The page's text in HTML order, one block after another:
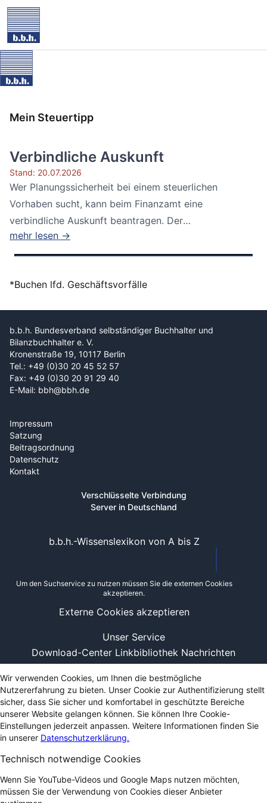
Mein Steuertipp
Verbindliche Auskunft
Stand: 20.07.2026
Wer Planungssicherheit bei einem steuerlichen
Vorhaben sucht, kann beim Finanzamt eine
verbindliche Auskunft beantragen. Der
Bundesfinanzhof...
mehr lesen →
*Buchen lfd. Geschäftsvorfälle
b.b.h. Bundesverband selbständiger Buchhalter und
Bilanzbuchhalter e. V.
Kronenstraße 19, 10117 Berlin
Tel.: +49 (0)30 20 45 52 57
Fax: +49 (0)30 20 91 29 40
E-Mail: bbh@bbh.de
Impressum
Satzung
Beitragsordnung
Datenschutz
Kontakt
Verschlüsselte Verbindung
Server in Deutschland
Unser Service
Download-Center Linkbibliothek Nachrichten
b.b.h.-Wissenslexikon von A bis Z
Um den Suchservice zu nutzen müssen Sie die externen Cookies
akzeptieren.
Externe Cookies akzeptieren
Wir verwenden Cookies, um Ihnen die bestmögliche
Nutzererfahrung zu bieten. Unser Cookie zur Authentifizierung stellt
sicher, dass Sie sicher und komfortabel in geschützte Bereiche
unserer Website gelangen können. Sie können Ihre Cookie-
Einstellungen jederzeit anpassen. Weitere Informationen finden Sie
in unserer Datenschutzerklärung.
Technisch notwendige Cookies
Wenn Sie YouTube-Videos und Google Maps nutzen möchten,
müssen Sie der Verwendung von Cookies dieser Anbieter